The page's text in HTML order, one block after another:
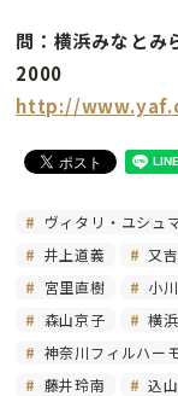
問：横浜みなと
2000
http://
ヴィタリ・ユシュ
井上道義
又
宮里直樹
小
森山京子
横
神奈川フィルハー
藤井玲南
込